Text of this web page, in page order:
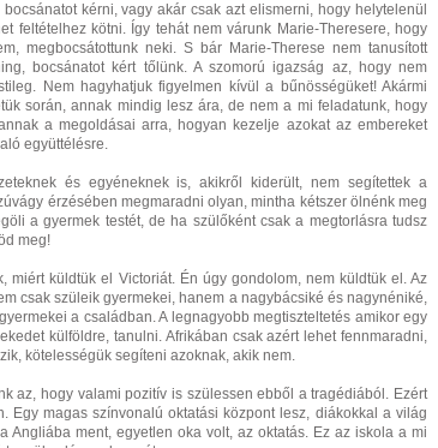
kérni, vagy akár csak azt elismerni, hogy helytelenül
feltételhez kötni. Így tehát nem várunk Marie-Theresere, hogy
megbocsátottunk neki. S bár Marie-Therese nem tanusított
bocsánatot kért tőlünk. A szomorú igazság az, hogy nem
Nem hagyhatjuk figyelmen kívül a bűnösségüket! Akármi
során, annak mindig lesz ára, de nem a mi feladatunk, hogy
a megoldásai arra, hogyan kezelje azokat az embereket
együttélésre.
és egyéneknek is, akikről kiderült, nem segítettek a
érzésében megmaradni olyan, mintha kétszer ölnénk meg
a gyermek testét, de ha szülőként csak a megtorlásra tudsz
meg!
miért küldtük el Victoriát. Én úgy gondolom, nem küldtük el. Az
csak szüleik gyermekei, hanem a nagybácsiké és nagynéniké,
a családban. A legnagyobb megtiszteltetés amikor egy
külföldre, tanulni. Afrikában csak azért lehet fennmaradni,
kötelességük segíteni azoknak, akik nem.
az, hogy valami pozitív is szülessen ebből a tragédiából. Ezért
Egy magas színvonalú oktatási központ lesz, diákokkal a világ
Angliába ment, egyetlen oka volt, az oktatás. Ez az iskola a mi